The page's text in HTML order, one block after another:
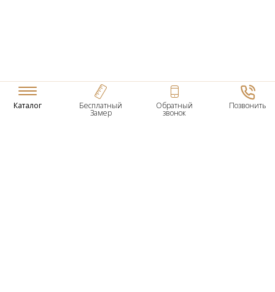
Каталог Бесплатный
Замер
Обратный
звонок
Позвонить